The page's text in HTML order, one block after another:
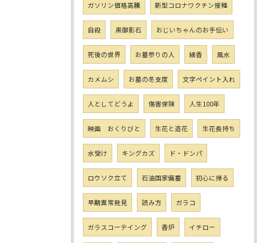
ガソリン価格高騰 新型コロナワクチン接種
自殺 黒御影石 おじいちゃんのお手伝い
死後の世界 お墓参りの人 線香 風水
カメムシ お墓の冬支度 文字ペイント入れ
人としてどうよ 傷害保険 人生100年
映画 おくりびと 生花と造花 生花長持ち
水受け キングカズ ド・ドンパ
ロウソク立て 石油国家備蓄 初心に帰る
早期異常発見 読み方 ガラコ
ガラスコーテイング 香炉 イチロー